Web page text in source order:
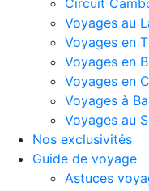
Voyages au
Voyages en
Voyages en
Voyages en
Voyages à
Voyages au
Nos exclusivités
Guide de voyage
Astuces